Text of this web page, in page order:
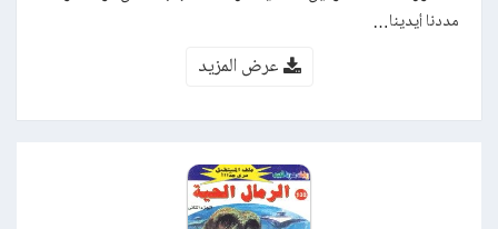
مددنا أيدينا…
عرض المزيد